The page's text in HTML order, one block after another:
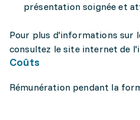
présentation soignée et
Pour plus d'informations sur
consultez le site internet de
Coûts
Rémunération pendant la